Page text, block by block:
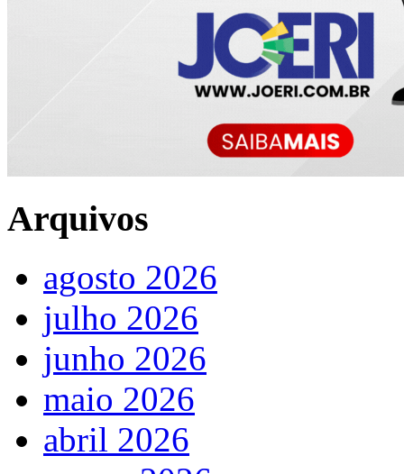
Arquivos
agosto 2026
julho 2026
junho 2026
maio 2026
abril 2026